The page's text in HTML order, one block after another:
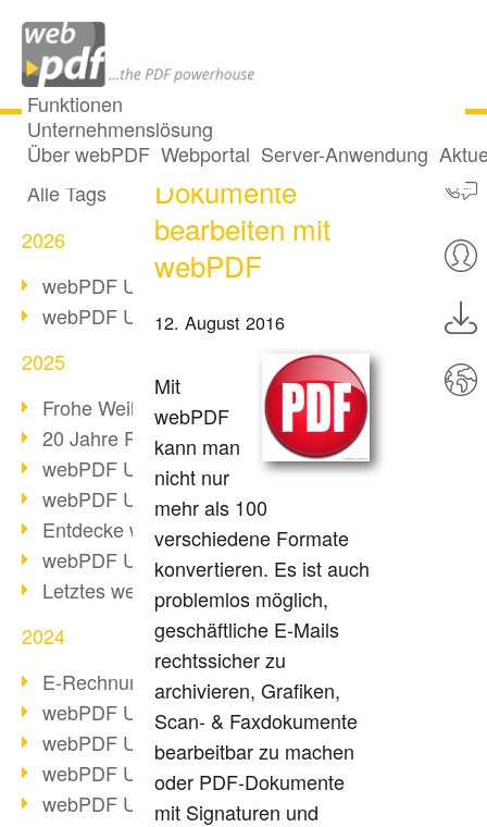
Funktionen
Unternehmenslösung
Über webPDF Webportal Server-Anwendung
Alle Beiträge
Alle Tags
2026
webPDF Update 10.0.5
webPDF Update 10.0.4
2025
Frohe Weihnachten & Auszeit
20 Jahre PDF/A
webPDF Update 10.0.3
webPDF Update 10.0.2
Entdecke webPDF 10
webPDF Update 9.0.0.3655
Letztes webPDF 8 Update
2024
E-Rechnungsstellung ab 2025
webPDF Update 9.0.0.3584
webPDF Update 9.0.0.3479
webPDF Update 9.0.0.3361
webPDF Update 9.0.0.3264
How-to: PDF
Dokumente
bearbeiten mit
webPDF
12. August 2016
Mit
webPDF
kann man
nicht nur
mehr als 100
verschiedene Formate
konvertieren. Es ist auch
problemlos möglich,
geschäftliche E-Mails
rechtssicher zu
archivieren, Grafiken,
Scan- & Faxdokumente
bearbeitbar zu machen
oder PDF-Dokumente
mit Signaturen und